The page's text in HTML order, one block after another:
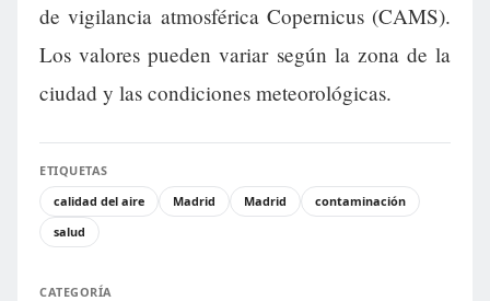
de vigilancia atmosférica Copernicus (CAMS).
Los valores pueden variar según la zona de la
ciudad y las condiciones meteorológicas.
ETIQUETAS
calidad del aire
Madrid Madrid
contaminación
salud
CATEGORÍA